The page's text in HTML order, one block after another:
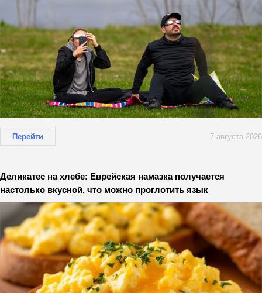
Перейти 7 августа 2026
Деликатес на хлебе: Еврейская намазка получается
настолько вкусной, что можно проглотить язык